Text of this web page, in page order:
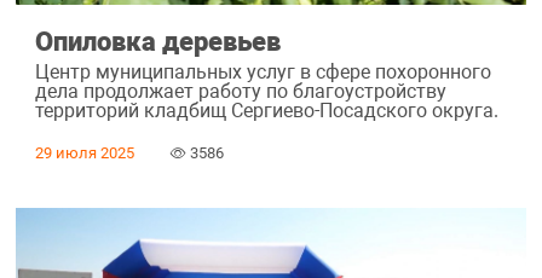
Опиловка деревьев
Центр муниципальных услуг в сфере похоронного
дела продолжает работу по благоустройству
территорий кладбищ Сергиево-Посадского округа.
29 июля 2025 3586